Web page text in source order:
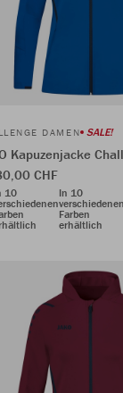
DAMEN SALE!
Kapuzenjacke
CHF
10
In 10
Farben
erhältlich